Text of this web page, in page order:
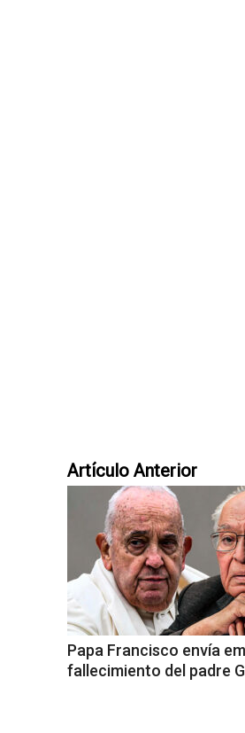
Artículo Anterior
Papa Francisco envía
fallecimiento del padre